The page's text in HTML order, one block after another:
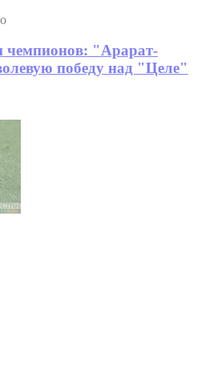
"Арарат-
победу над "Целе"